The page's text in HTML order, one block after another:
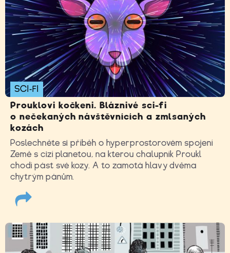
SCI-FI
Prouklovi kočkeni. Bláznivé sci-fi
o nečekaných návštěvnících a zmlsaných
kozách
Poslechněte si příběh o hyperprostorovém spojení
Země s cizí planetou, na kterou chalupník Proukl
chodí pást své kozy. A to zamotá hlavy dvěma
chytrým pánům.